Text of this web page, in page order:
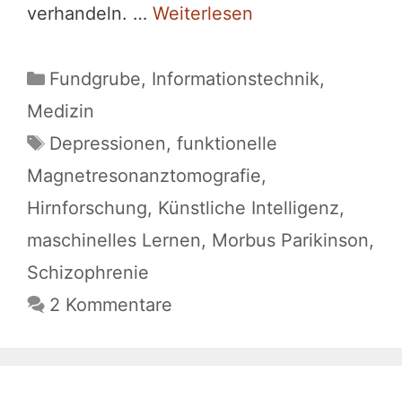
verhandeln. … Weiterlesen
Kategorien
Fundgrube, Informationstechnik,
Medizin
Schlagwörter
Depressionen, funktionelle
Magnetresonanztomografie,
Hirnforschung, Künstliche Intelligenz,
maschinelles Lernen, Morbus Parikinson,
Schizophrenie
2 Kommentare